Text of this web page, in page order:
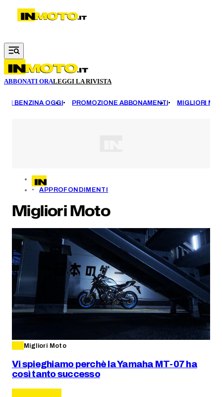
Vai al contenuto principale
ABBONATI ORALEGGI LA RIVISTA
BENZINA OGGI PROMOZIONE ABBONAMENTI MIGLIORI
APPROFONDIMENTI
Migliori Moto
Migliori Moto
Vi spieghiamo perchè la Yamaha MT-07 ha
così tanto successo